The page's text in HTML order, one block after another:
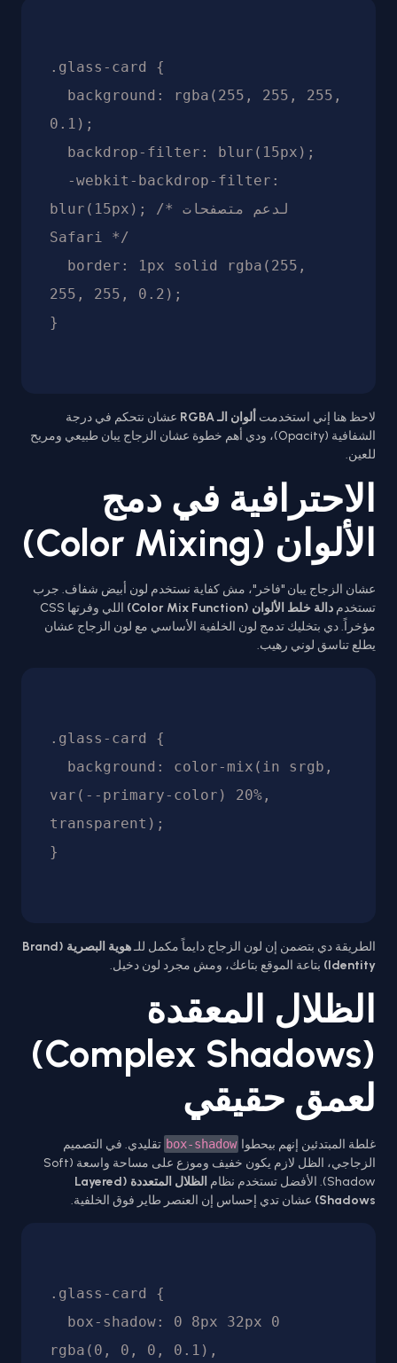
.glass-card {
0.1);
blur(15px); /* لدعم متصفحات
Safari */
255, 255, 0.2);
لاحظ هنا إني استخدمت ألوان الـ RGBA
عشان نتحكم في درجة
الشفافية (Opacity)، ودي أهم خطوة عشان الزجاج يبان طبيعي ومريح
للعين.
الاحترافية في دمج
الألوان (Color Mixing)
عشان الزجاج يبان "فاخر"، مش كفاية نستخدم لون أبيض شفاف. جرب
تستخدم دالة خلط الألوان (Color Mix Function)
اللي وفرتها CSS
مؤخراً. دي بتخليك تدمج لون الخلفية الأساسي مع لون الزجاج عشان
يطلع تناسق لوني رهيب.
.glass-card {
var(--primary-color) 20%,
transparent);
الطريقة دي بتضمن إن لون الزجاج دايماً مكمل للـ
هوية البصرية (Brand
Identity) بتاعة الموقع بتاعك، ومش مجرد لون دخيل.
الظلال المعقدة
(Complex Shadows)
لعمق حقيقي
غلطة المبتدئين إنهم بيحطوا box-shadow تقليدي. في التصميم
الزجاجي، الظل لازم يكون خفيف وموزع على مساحة واسعة (Soft
Shadow). الأفضل تستخدم نظام
الظلال المتعددة (Layered
Shadows) عشان تدي إحساس إن العنصر طاير فوق الخلفية.
.glass-card {
rgba(0, 0, 0, 0.1),